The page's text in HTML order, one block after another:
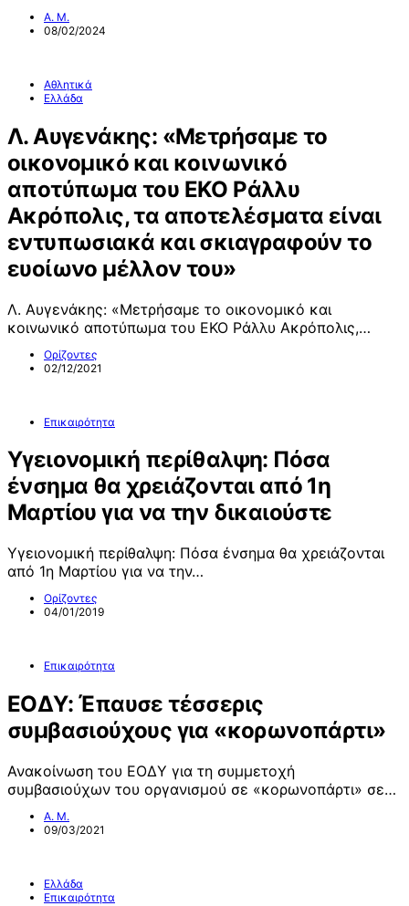
Α. Μ.
08/02/2024
Αθλητικά
Ελλάδα
Λ. Αυγενάκης: «Μετρήσαμε το
οικονομικό και κοινωνικό
αποτύπωμα του EKO Ράλλυ
Ακρόπολις, τα αποτελέσματα είναι
εντυπωσιακά και σκιαγραφούν το
ευοίωνο μέλλον του»
Λ. Αυγενάκης: «Μετρήσαμε το οικονομικό και
κοινωνικό αποτύπωμα του EKO Ράλλυ Ακρόπολις,…
Ορίζοντες
02/12/2021
Επικαιρότητα
Υγειονομική περίθαλψη: Πόσα
ένσημα θα χρειάζονται από 1η
Μαρτίου για να την δικαιούστε
Υγειονομική περίθαλψη: Πόσα ένσημα θα χρειάζονται
από 1η Μαρτίου για να την…
Ορίζοντες
04/01/2019
Επικαιρότητα
ΕΟΔΥ: Έπαυσε τέσσερις
συμβασιούχους για «κορωνοπάρτι»
Ανακοίνωση του ΕΟΔΥ για τη συμμετοχή
συμβασιούχων του οργανισμού σε «κορωνοπάρτι» σε…
Α. Μ.
09/03/2021
Ελλάδα
Επικαιρότητα